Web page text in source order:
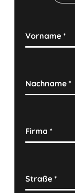
Vorname*
Nachname*
Firma*
Straße*